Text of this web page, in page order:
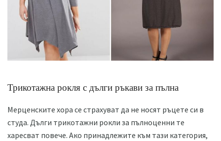
Трикотажна рокля с дълги ръкави за пълна
Мерценските хора се страхуват да не носят ръцете си в
студа. Дълги трикотажни рокли за пълноценни те
харесват повече. Ако принадлежите към тази категория,